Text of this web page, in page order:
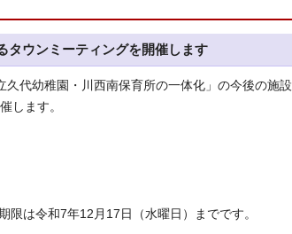
タウンミーティングを開催します
代幼稚園・川西南保育所の一体化」の今後の施設
します。
は令和7年12月17日（水曜日）までです。